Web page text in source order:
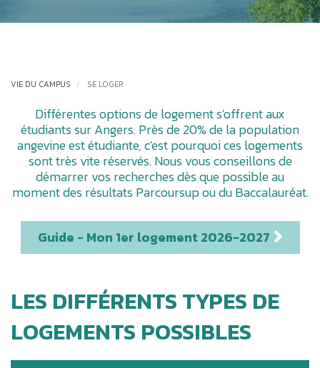
VIE DU CAMPUS SE LOGER
Différentes options de logement s'offrent aux
étudiants sur Angers. Près de 20% de la population
angevine est étudiante, c'est pourquoi ces logements
sont très vite réservés. Nous vous conseillons de
démarrer vos recherches dès que possible au
moment des résultats Parcoursup ou du Baccalauréat.
Guide - Mon 1er logement 2026-2027
LES DIFFÉRENTS TYPES DE
LOGEMENTS POSSIBLES